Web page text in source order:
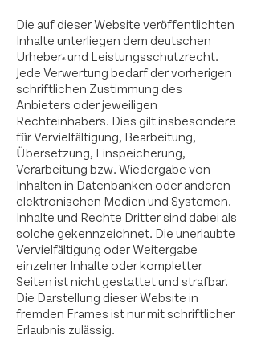
Die auf dieser Website veröffentlichten
Inhalte unterliegen dem deutschen
Urheber- und Leistungsschutzrecht.
Jede Verwertung bedarf der vorherigen
schriftlichen Zustimmung des
Anbieters oder jeweiligen
Rechteinhabers. Dies gilt insbesondere
für Vervielfältigung, Bearbeitung,
Übersetzung, Einspeicherung,
Verarbeitung bzw. Wiedergabe von
Inhalten in Datenbanken oder anderen
elektronischen Medien und Systemen.
Inhalte und Rechte Dritter sind dabei als
solche gekennzeichnet. Die unerlaubte
Vervielfältigung oder Weitergabe
einzelner Inhalte oder kompletter
Seiten ist nicht gestattet und strafbar.
Die Darstellung dieser Website in
fremden Frames ist nur mit schriftlicher
Erlaubnis zulässig.